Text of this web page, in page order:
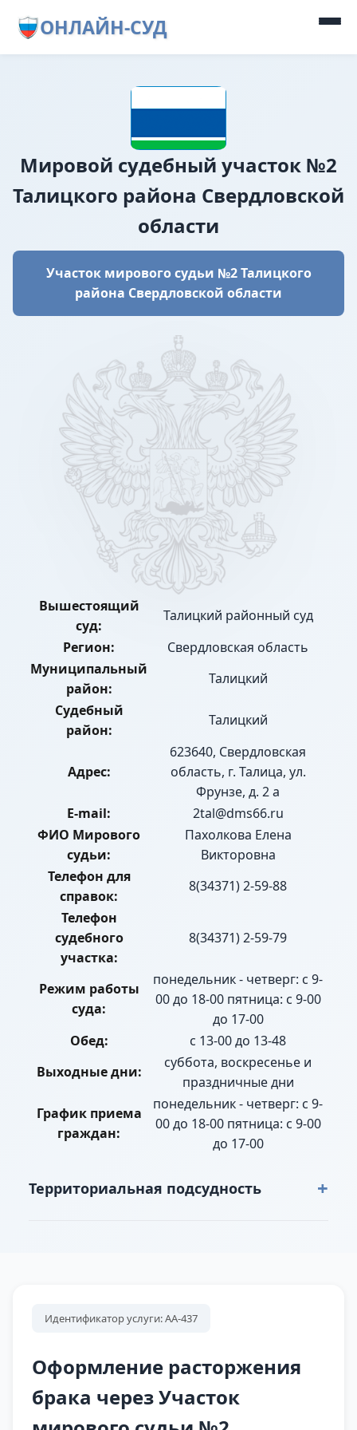
ОНЛАЙН-СУД
Мировой судебный участок №2
Талицкого района Свердловской
области
Участок мирового судьи №2 Талицкого
района Свердловской области
Вышестоящий
суд:
Талицкий районный суд
Регион:
Свердловская область
Муниципальный
район:
Талицкий
Судебный
район:
Талицкий
Адрес:
623640, Свердловская
область, г. Талица, ул.
Фрунзе, д. 2 а
E-mail:
2tal@dms66.ru
ФИО Мирового
судьи:
Пахолкова Елена
Викторовна
Телефон для
справок:
8(34371) 2-59-88
Телефон
судебного
участка:
8(34371) 2-59-79
Режим работы
суда:
понедельник - четверг: с 9-
00 до 18-00 пятница: с 9-00
до 17-00
Обед:
с 13-00 до 13-48
Выходные дни:
суббота, воскресенье и
праздничные дни
График приема
граждан:
понедельник - четверг: с 9-
00 до 18-00 пятница: с 9-00
до 17-00
Территориальная подсудность +
полностью, пер. Некрасова полностью, пер.
полностью, пер. Северный полностью, пер.
Совзозный полностью, ул. Водолечебница
полностью, ул. Вокзальная полностью, ул.
Горького полностью, ул. Заозерная полностью,
Идентификатор услуги: АА-437
Оформление расторжения
брака через Участок